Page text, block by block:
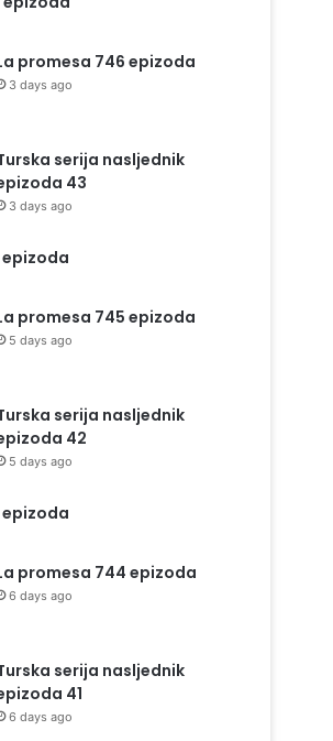
promesa 746 epizoda
3 days ago
serija nasljednik
43
3 days ago
epizoda
promesa 745 epizoda
5 days ago
serija nasljednik
42
5 days ago
epizoda
promesa 744 epizoda
6 days ago
serija nasljednik
41
6 days ago